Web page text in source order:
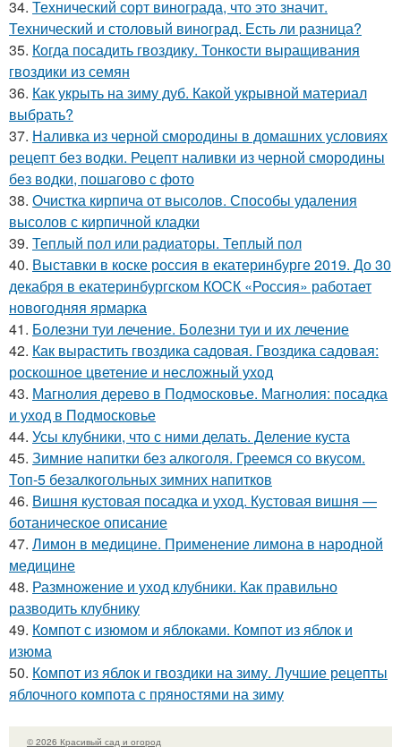
34. Технический сорт винограда, что это значит.
Технический и столовый виноград. Есть ли разница?
35. Когда посадить гвоздику. Тонкости выращивания
гвоздики из семян
36. Как укрыть на зиму дуб. Какой укрывной материал
выбрать?
37. Наливка из черной смородины в домашних условиях
рецепт без водки. Рецепт наливки из черной смородины
без водки, пошагово с фото
38. Очистка кирпича от высолов. Способы удаления
высолов с кирпичной кладки
39. Теплый пол или радиаторы. Теплый пол
40. Выставки в коске россия в екатеринбурге 2019. До 30
декабря в екатеринбургском КОСК «Россия» работает
новогодняя ярмарка
41. Болезни туи лечение. Болезни туи и их лечение
42. Как вырастить гвоздика садовая. Гвоздика садовая:
роскошное цветение и несложный уход
43. Магнолия дерево в Подмосковье. Магнолия: посадка
и уход в Подмосковье
44. Усы клубники, что с ними делать. Деление куста
45. Зимние напитки без алкоголя. Греемся со вкусом.
Топ-5 безалкогольных зимних напитков
46. Вишня кустовая посадка и уход. Кустовая вишня —
ботаническое описание
47. Лимон в медицине. Применение лимона в народной
медицине
48. Размножение и уход клубники. Как правильно
разводить клубнику
49. Компот с изюмом и яблоками. Компот из яблок и
изюма
50. Компот из яблок и гвоздики на зиму. Лучшие рецепты
яблочного компота с пряностями на зиму
© 2026 Красивый сад и огород